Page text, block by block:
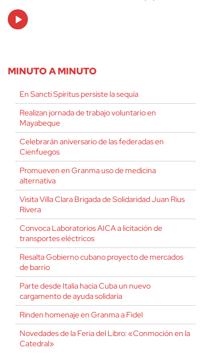
Audio
Player
MINUTO A MINUTO
En Sancti Spíritus persiste la sequía
Realizan jornada de trabajo voluntario en
Mayabeque
Celebrarán aniversario de las federadas en
Cienfuegos
Promueven en Granma uso de medicina
alternativa
Visita Villa Clara Brigada de Solidaridad Juan Rius
Rivera
Convoca Laboratorios AICA a licitación de
transportes eléctricos
Resalta Gobierno cubano proyecto de mercados
de barrio
Parte desde Italia hacia Cuba un nuevo
cargamento de ayuda solidaria
Rinden homenaje en Granma a Fidel
Novedades de la Feria del Libro: «Conmoción en la
Catedral»